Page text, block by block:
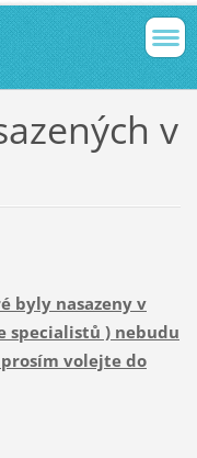
v
byly nasazeny v
specialistů ) nebudu
volejte do